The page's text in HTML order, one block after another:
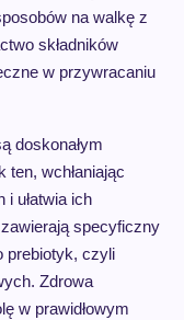
na walkę z
składników
w przywracaniu
doskonałym
ten, wchłaniając
ułatwia ich
specyficzny
prebiotyk, czyli
Zdrowa
w prawidłowym